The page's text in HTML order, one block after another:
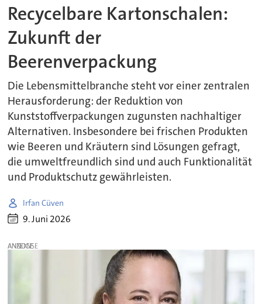
Recycelbare Kartonschalen:
Zukunft der
Beerenverpackung
Die Lebensmittelbranche steht vor einer zentralen
Herausforderung: der Reduktion von
Kunststoffverpackungen zugunsten nachhaltiger
Alternativen. Insbesondere bei frischen Produkten
wie Beeren und Kräutern sind Lösungen gefragt,
die umweltfreundlich sind und auch Funktionalität
und Produktschutz gewährleisten.
Irfan Cüven
9. Juni 2026
ANZEIGE